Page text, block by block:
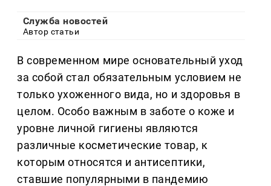
Служба новостей
Автор статьи
В современном мире основательный уход
за собой стал обязательным условием не
только ухоженного вида, но и здоровья в
целом. Особо важным в заботе о коже и
уровне личной гигиены являются
различные косметические товар, к
которым относятся и антисептики,
ставшие популярными в пандемию